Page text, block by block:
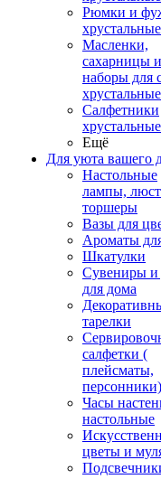
Рюмки и
хрустальные
Масленки,
сахарницы и
наборы для
хрустальные
Салфетники
хрустальные
Ещё
Для уюта вашего
Настольные
лампы,
торшеры
Вазы для
Ароматы
Шкатулки
Сувениры и
для дома
тарелки
салфетки (
плейсматы,
персонники)
Часы
настольные
цветы и